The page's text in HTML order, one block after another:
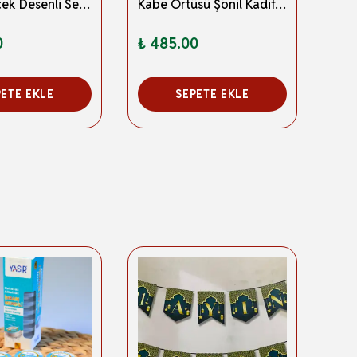
Kadife Çiçek Desenli Seccade Petrol Mavisi
EKLE
Kabe Örtüsü Şönil Kadife Seccade Pembe Renk
₺ 485.00
SEPETE EKLE